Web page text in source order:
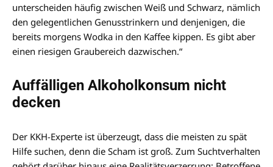
unterscheiden häufig zwischen Weiß und Schwarz, nämlich
den gelegentlichen Genusstrinkern und denjenigen, die
bereits morgens Wodka in den Kaffee kippen. Es gibt aber
einen riesigen Graubereich dazwischen.“
Auffälligen Alkoholkonsum nicht
decken
Der KKH-Experte ist überzeugt, dass die meisten zu spät
Hilfe suchen, denn die Scham ist groß. Zum Suchtverhalten